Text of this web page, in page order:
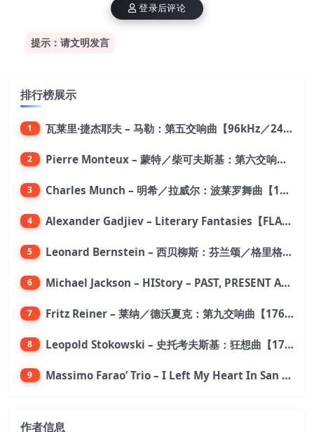
提示：请文明发言
登录后评论
排行榜展示
1 瓦莱里·捷杰耶夫 – 马勒：第五交响曲【96kHz／24bit】
2 Pierre Monteux – 蒙特／柴可夫斯基：第六交响曲【176.4kHz／24bit】
3 Charles Munch – 明希／拉威尔：波莱罗舞曲【176.4kHz／24bit】
4 Alexander Gadjiev – Literary Fantasies【FLAC 192】
5 Leonard Bernstein – 西贝柳斯：芬兰颂／格里格：培尔·金特组曲【44.1kHz／24bit】
6 Michael Jackson – HIStory – PAST, PRESENT AND FUTURE – BOOK I【96kHz／24bit】
7 Fritz Reiner – 莱纳／德沃夏克：第九交响曲【176.4kHz／24bit】
8 Leopold Stokowski – 史托考夫斯基：狂想曲【176.4kHz／24bit】
9 Massimo Farao’ Trio – I Left My Heart In San Francisco (2.8MHz DSD)【2.8MHz／1bit】
作者信息